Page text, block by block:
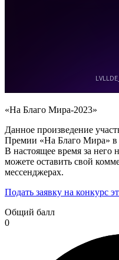
«На Благо Мира-2023»
Данное произведение
Премии «На Благо Мира»
В настоящее время за него
можете оставить свой
мессенджерах.
Подать заявку на конкурс
Общий балл
0